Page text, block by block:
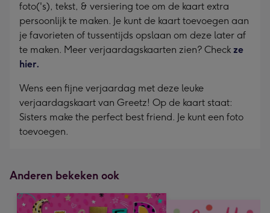
x
240
mm
foto('s), tekst, & versiering toe om de kaart extra
persoonlijk te maken. Je kunt de kaart toevoegen aan
je favorieten of tussentijds opslaan om deze later af
te maken. Meer verjaardagskaarten zien? Check ze
hier.
Wens een fijne verjaardag met deze leuke
verjaardagskaart van Greetz! Op de kaart staat:
Sisters make the perfect best friend. Je kunt een foto
toevoegen.
Anderen bekeken ook